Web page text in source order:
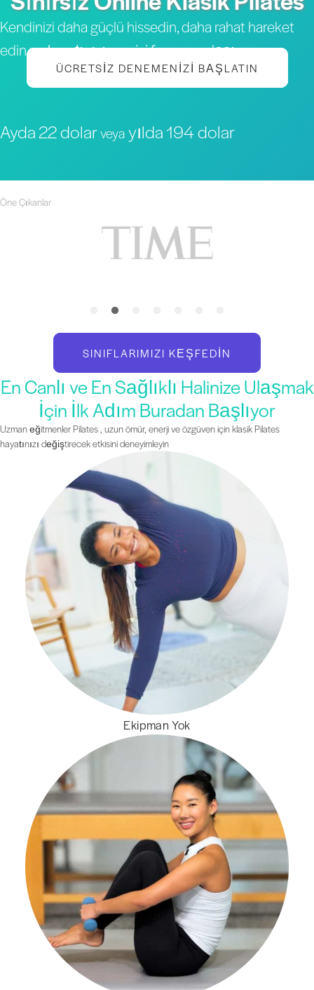
Kendinizi daha güçlü hissedin, daha rahat hareket
edin vehayatınızın en iyi formunaulaşın
ÜCRETSIZ DENEMENIZI BAŞLATIN
Ayda 22 dolarveyayılda 194 dolar
Öne Çıkanlar
SINIFLARIMIZI KEŞFEDIN
En Canlı ve En Sağlıklı Halinize Ulaşmak
İçin İlk Adım Buradan Başlıyor
Uzman eğitmenler Pilates , uzun ömür, enerji ve özgüven için klasik Pilates
hayatınızı değiştirecek etkisini deneyimleyin
Ekipman Yok